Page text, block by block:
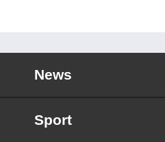
News
Sport